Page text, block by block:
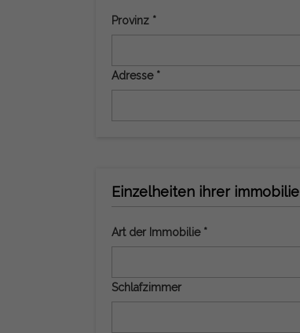
Provinz *
Adresse *
Einzelheiten ihrer immobilie
Art der Immobilie *
Schlafzimmer